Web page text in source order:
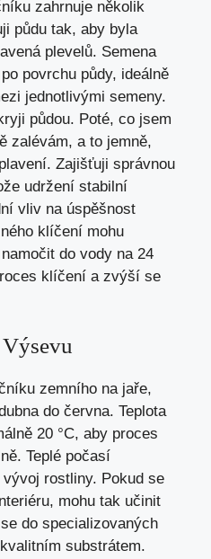
zahrnuje několik
půdu tak, aby byla
plevelů. Semena
povrchu půdy, ideálně
jednotlivými semeny.
půdou. Poté, co jsem
zalévám, a to jemně,
Zajišťuji správnou
udržení stabilní
vliv na úspěšnost
klíčení mohu
do vody na 24
klíčení a zvýší se
zemního na jaře,
do června. Teplota
20 °C, aby proces
Teplé počasí
rostliny. Pokud se
mohu tak učinit
do specializovaných
substrátem.